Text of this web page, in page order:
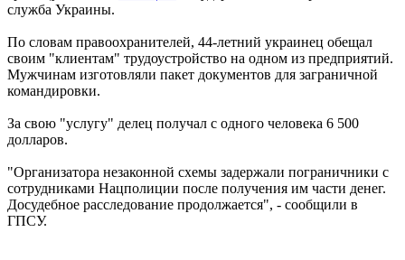
служба Украины.
По словам правоохранителей, 44-летний украинец обещал
своим "клиентам" трудоустройство на одном из предприятий.
Мужчинам изготовляли пакет документов для заграничной
командировки.
За свою "услугу" делец получал с одного человека 6 500
долларов.
"Организатора незаконной схемы задержали пограничники с
сотрудниками Нацполиции после получения им части денег.
Досудебное расследование продолжается", - сообщили в
ГПСУ.